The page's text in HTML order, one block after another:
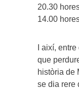
20.30
14.00
I així,
que
història de
se dia rere